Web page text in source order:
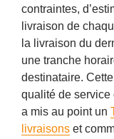
contraintes,
livraison de
la livraison du
une tranche
destinataire.
qualité de service
a mis au point un
livraisons et